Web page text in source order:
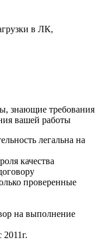
в ЛК,
знающие требования
вашей работы
легальна на
качества
проверенные
на выполнение